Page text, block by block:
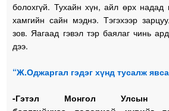
болохгүй. Тухайн хүн, айл өрх надад
хамгийн сайн мэднэ. Тэгэхээр
зов. Яагаад гэвэл тэр баялаг чинь
дээ.
“Ж.Оджаргал гэдэг хүнд тусалж
-Гэтэл Монгол Улсын